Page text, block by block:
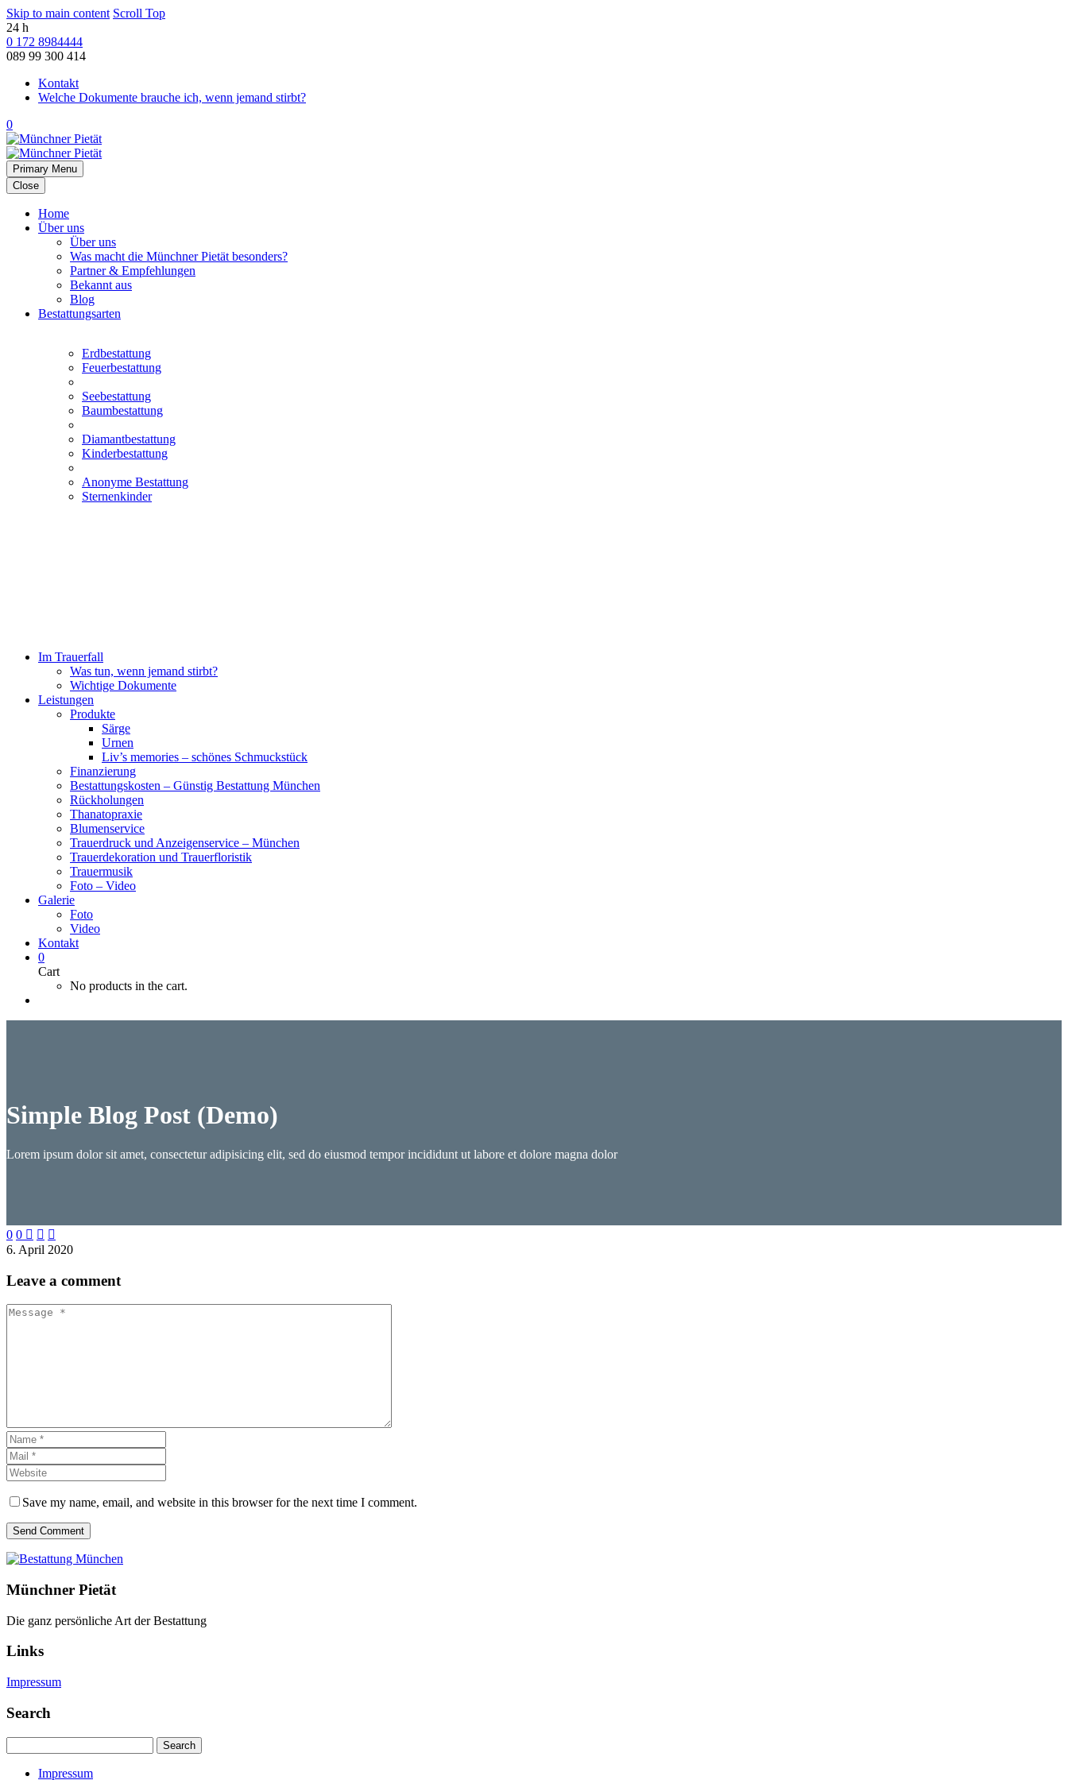
Skip to main content Scroll Top
24 h
0 172 8984444
089 99 300 414
Kontakt
Welche Dokumente brauche ich, wenn jemand stirbt?
0
Primary Menu
Close
Home
Über uns
Über uns
Was macht die Münchner Pietät besonders?
Partner & Empfehlungen
Bekannt aus
Blog
Bestattungsarten
Erdbestattung
Feuerbestattung
Seebestattung
Baumbestattung
Diamantbestattung
Kinderbestattung
Anonyme Bestattung
Sternenkinder
Im Trauerfall
Was tun, wenn jemand stirbt?
Wichtige Dokumente
Leistungen
Produkte
Särge
Urnen
Liv’s memories – schönes Schmuckstück
Finanzierung
Bestattungskosten – Günstig Bestattung München
Rückholungen
Thanatopraxie
Blumenservice
Trauerdruck und Anzeigenservice – München
Trauerdekoration und Trauerfloristik
Trauermusik
Foto – Video
Galerie
Foto
Video
Kontakt
0
Cart
No products in the cart.
Simple Blog Post (Demo)
Lorem ipsum dolor sit amet, consectetur adipisicing elit, sed do eiusmod tempor incididunt ut labore et dolore magna dolor
0 0   
6. April 2020
Leave a comment
Save my name, email, and website in this browser for the next time I comment.
Send Comment
Münchner Pietät
Die ganz persönliche Art der Bestattung
Links
Impressum
Search
Search
Impressum